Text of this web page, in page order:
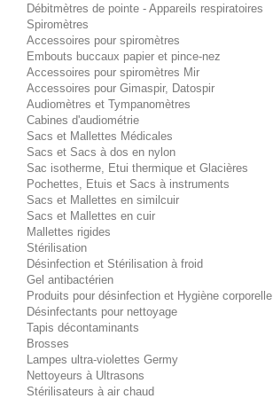
Débitmètres de pointe - Appareils respiratoires
Spiromètres
Accessoires pour spiromètres
Embouts buccaux papier et pince-nez
Accessoires pour spiromètres Mir
Accessoires pour Gimaspir, Datospir
Audiomètres et Tympanomètres
Cabines d'audiométrie
Sacs et Mallettes Médicales
Sacs et Sacs à dos en nylon
Sac isotherme, Etui thermique et Glacières
Pochettes, Etuis et Sacs à instruments
Sacs et Mallettes en similcuir
Sacs et Mallettes en cuir
Mallettes rigides
Stérilisation
Désinfection et Stérilisation à froid
Gel antibactérien
Produits pour désinfection et Hygiène corporelle
Désinfectants pour nettoyage
Tapis décontaminants
Brosses
Lampes ultra-violettes Germy
Nettoyeurs à Ultrasons
Stérilisateurs à air chaud